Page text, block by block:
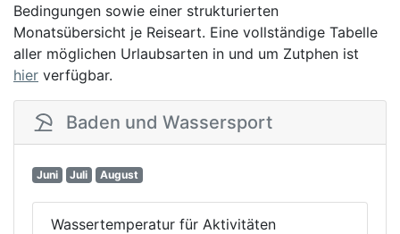
Bedingungen sowie einer strukturierten
Monatsübersicht je Reiseart. Eine vollständige Tabelle
aller möglichen Urlaubsarten in und um Zutphen ist
hier verfügbar.
Baden und Wassersport
Juni Juli August
Wassertemperatur für Aktivitäten